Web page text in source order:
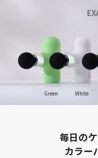
Green White
毎日の
カラー